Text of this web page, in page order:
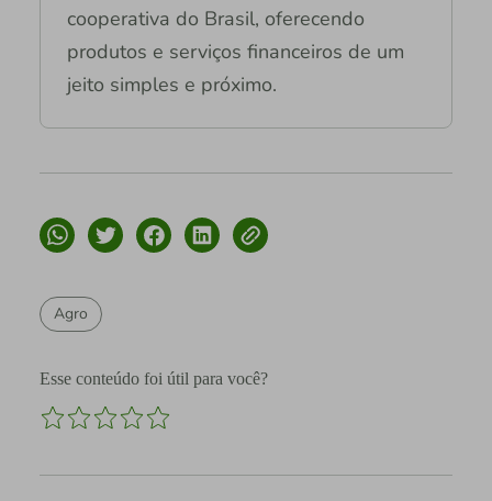
cooperativa do Brasil, oferecendo
produtos e serviços financeiros de um
jeito simples e próximo.
Agro
Esse conteúdo foi útil para você?